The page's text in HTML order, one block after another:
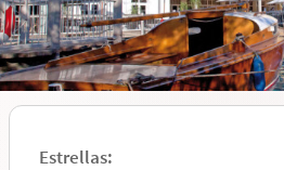
Estrellas: